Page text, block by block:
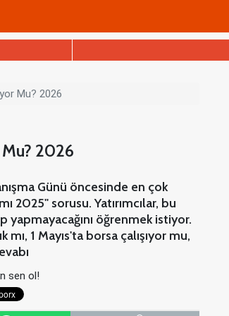
Mu? 2026
Mu? 2026
Günü öncesinde en çok
2025" sorusu. Yatırımcılar, bu
öğrenmek istiyor.
1 Mayıs'ta borsa çalışıyor mu,
sen ol!